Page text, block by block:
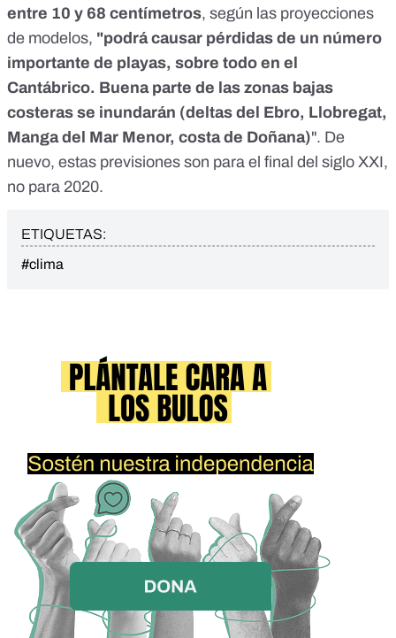
entre 10 y 68 centímetros, según las proyecciones
de modelos, "podrá causar pérdidas de un número
importante de playas, sobre todo en el
Cantábrico. Buena parte de las zonas bajas
costeras se inundarán (deltas del Ebro, Llobregat,
Manga del Mar Menor, costa de Doñana)". De
nuevo, estas previsiones son para el final del siglo XXI,
no para 2020.
ETIQUETAS:
#clima